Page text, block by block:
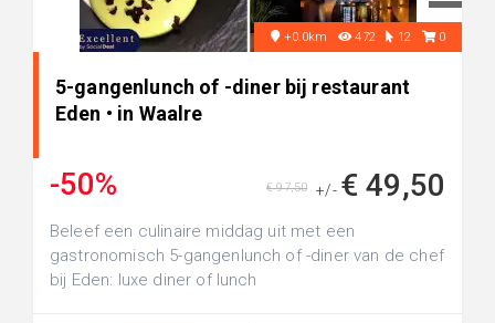
+0.0km 472 12 0
5-gangenlunch of -diner bij restaurant
Eden • in Waalre
-50% +/- € 49,50
€ 97,50
Beleef een culinaire middag uit met een
gastronomisch 5-gangenlunch of -diner van de chef
bij Eden: luxe diner of lunch